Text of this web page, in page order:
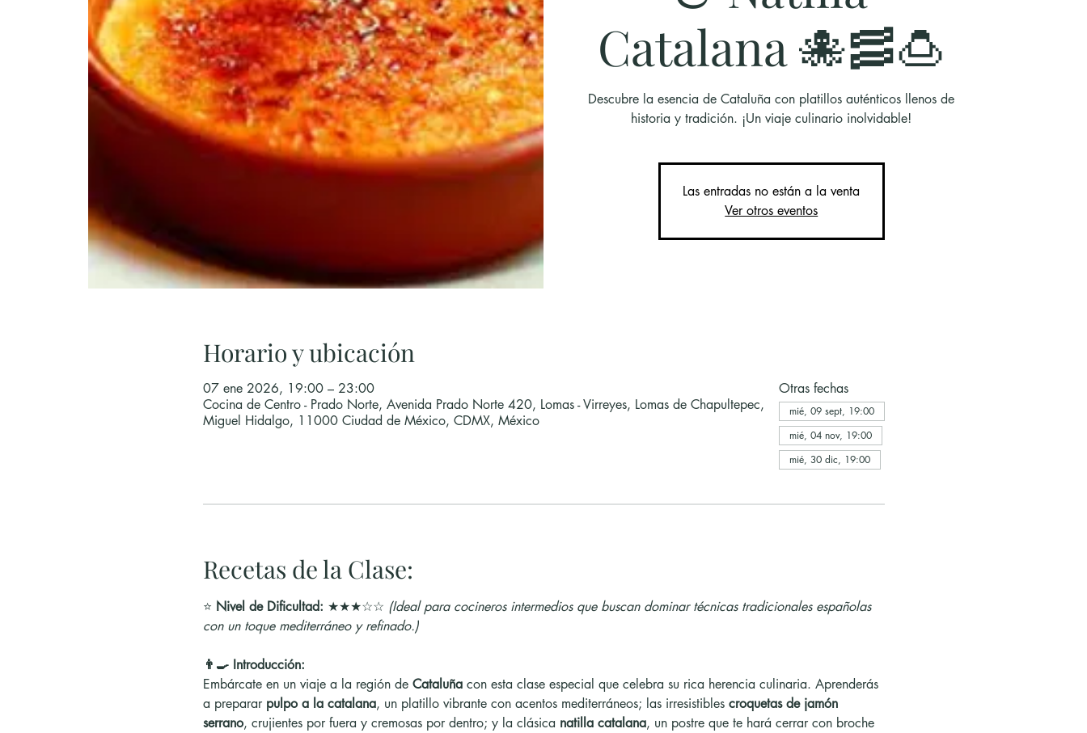
Catalana 🐙🥓🍮
Descubre la esencia de Cataluña con platillos auténticos llenos de
historia y tradición. ¡Un viaje culinario inolvidable!
Las entradas no están a la venta
Ver otros eventos
Horario y ubicación
07 ene 2026, 19:00 – 23:00
Cocina de Centro - Prado Norte, Avenida Prado Norte 420, Lomas - Virreyes, Lomas de Chapultepec,
Miguel Hidalgo, 11000 Ciudad de México, CDMX, México
Otras fechas
mié, 09 sept, 19:00
mié, 04 nov, 19:00
mié, 30 dic, 19:00
Recetas de la Clase:
⭐ Nivel de Dificultad: ★★★☆☆ (Ideal para cocineros intermedios que buscan dominar técnicas tradicionales españolas
con un toque mediterráneo y refinado.)
👨‍🍳 Introducción:
Embárcate en un viaje a la región de Cataluña con esta clase especial que celebra su rica herencia culinaria. Aprenderás
a preparar pulpo a la catalana, un platillo vibrante con acentos mediterráneos; las irresistibles croquetas de jamón
serrano, crujientes por fuera y cremosas por dentro; y la clásica natilla catalana, un postre que te hará cerrar con broche